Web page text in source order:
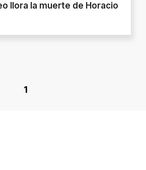
llora la muerte de Horacio
1